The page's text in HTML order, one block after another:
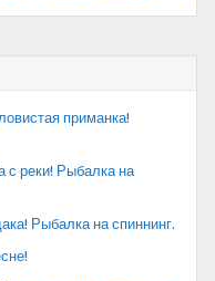
приманка!
с реки! Рыбалка на
Рыбалка на спиннинг.